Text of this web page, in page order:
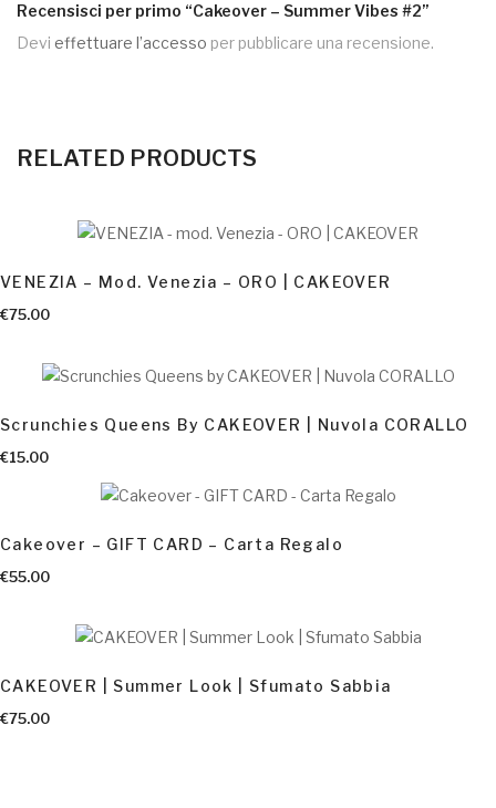
Recensisci per primo “Cakeover – Summer Vibes #2”
Devi effettuare l’accesso per pubblicare una recensione.
RELATED PRODUCTS
VENEZIA – Mod. Venezia – ORO | CAKEOVER
€75.00
AGGIUNGI AL CARRELLO
Scrunchies Queens By CAKEOVER | Nuvola CORALLO
€15.00
Cakeover – GIFT CARD – Carta Regalo
€55.00
AGGIUNGI AL CARRELLO
CAKEOVER | Summer Look | Sfumato Sabbia
€75.00